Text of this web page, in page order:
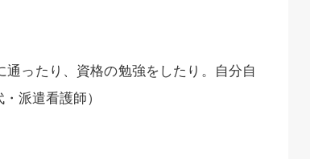
通ったり、資格の勉強をしたり。自分自
派遣看護師）